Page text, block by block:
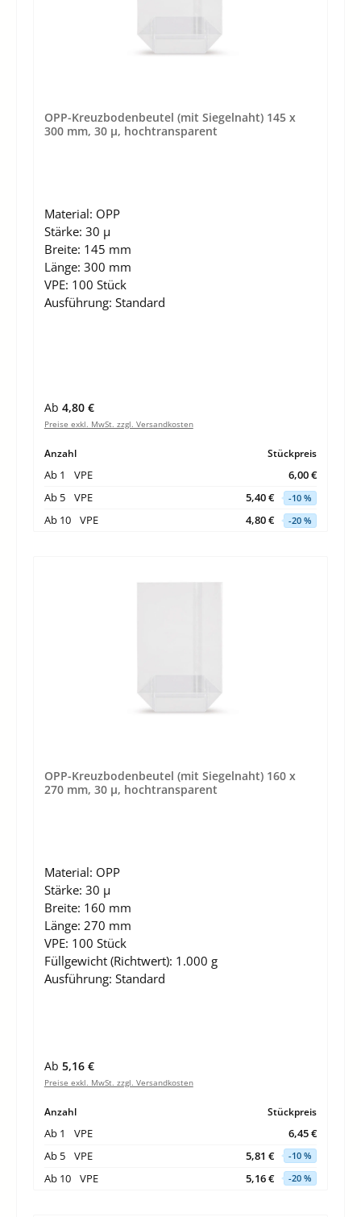
OPP-Kreuzbodenbeutel (mit Siegelnaht) 145 x
300 mm, 30 µ, hochtransparent
Material: OPP
Stärke: 30 µ
Breite: 145 mm
Länge: 300 mm
VPE: 100 Stück
Ausführung: Standard
Regulärer Preis:
Ab 4,80 €
Preise exkl. MwSt. zzgl. Versandkosten
Anzahl Stückpreis
Ab 1 VPE
6,00 €
Ab 5 VPE 5,40 € -10 %
Ab 10 VPE 4,80 € -20 %
OPP-Kreuzbodenbeutel (mit Siegelnaht) 160 x
270 mm, 30 µ, hochtransparent
Material: OPP
Stärke: 30 µ
Breite: 160 mm
Länge: 270 mm
VPE: 100 Stück
Füllgewicht (Richtwert): 1.000 g
Ausführung: Standard
Regulärer Preis:
Ab 5,16 €
Preise exkl. MwSt. zzgl. Versandkosten
Anzahl Stückpreis
Ab 1 VPE
6,45 €
Ab 5 VPE 5,81 € -10 %
Ab 10 VPE 5,16 € -20 %